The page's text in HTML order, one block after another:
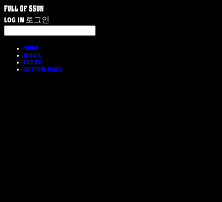
LOG IN 로그인
SHOP
MOVIE
LOOKS
CUSTOM MADE